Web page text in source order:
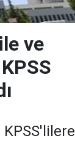
ve
KPSS'lilere